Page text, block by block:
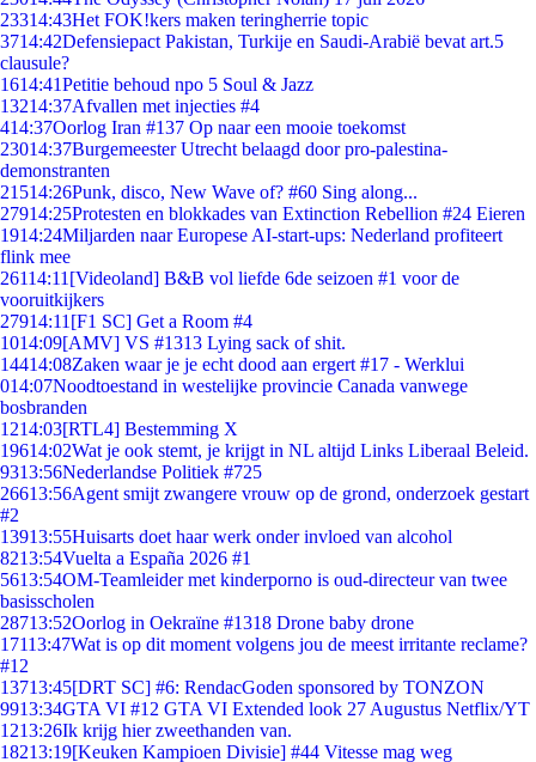
23314:43Het FOK!kers maken teringherrie topic
3714:42Defensiepact Pakistan, Turkije en Saudi-Arabië bevat art.5
clausule?
1614:41Petitie behoud npo 5 Soul & Jazz
13214:37Afvallen met injecties #4
414:37Oorlog Iran #137 Op naar een mooie toekomst
23014:37Burgemeester Utrecht belaagd door pro-palestina-
demonstranten
21514:26Punk, disco, New Wave of? #60 Sing along...
27914:25Protesten en blokkades van Extinction Rebellion #24 Eieren
1914:24Miljarden naar Europese AI-start-ups: Nederland profiteert
flink mee
26114:11 [Videoland] B&B vol liefde 6de seizoen #1 voor de
vooruitkijkers
27914:11 [F1 SC] Get a Room #4
1014:09[AMV] VS #1313 Lying sack of shit.
14414:08Zaken waar je je echt dood aan ergert #17 - Werklui
014:07Noodtoestand in westelijke provincie Canada vanwege
bosbranden
1214:03[RTL4] Bestemming X
19614:02Wat je ook stemt, je krijgt in NL altijd Links Liberaal Beleid.
9313:56Nederlandse Politiek #725
26613:56Agent smijt zwangere vrouw op de grond, onderzoek gestart
#2
13913:55Huisarts doet haar werk onder invloed van alcohol
8213:54Vuelta a España 2026 #1
5613:54OM-Teamleider met kinderporno is oud-directeur van twee
basisscholen
28713:52Oorlog in Oekraïne #1318 Drone baby drone
17113:47Wat is op dit moment volgens jou de meest irritante reclame?
#12
13713:45[DRT SC] #6: RendacGoden sponsored by TONZON
9913:34GTA VI #12 GTA VI Extended look 27 Augustus Netflix/YT
1213:26Ik krijg hier zweethanden van.
18213:19[Keuken Kampioen Divisie] #44 Vitesse mag weg